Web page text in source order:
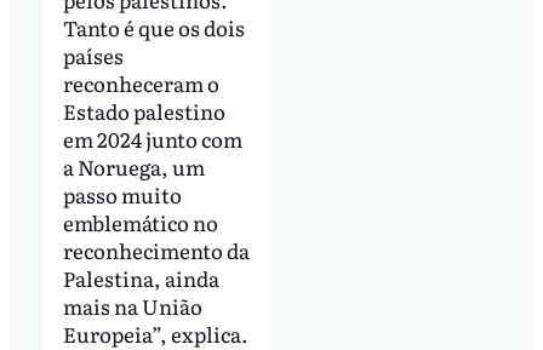
Tanto é que os dois
países
reconheceram o
Estado palestino
em 2024 junto com
a Noruega, um
passo muito
emblemático no
reconhecimento da
Palestina, ainda
mais na União
Europeia”, explica.